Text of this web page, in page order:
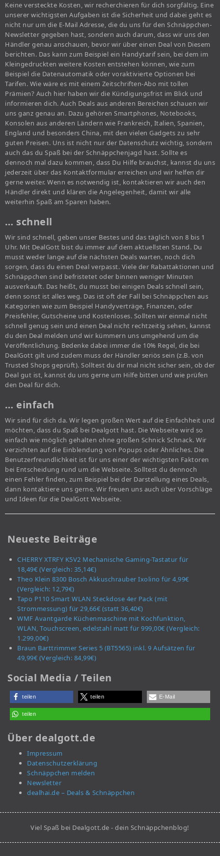
Keine versteckte Kosten, wir recherchieren für dich sorgfältig. Eine
unserer wichtigsten Aufgaben ist die Sicherheit und dabei geht es
nicht nur um die E-Mail Adresse, die du uns für den Schnäppchen-
Newsletter gegeben hast, sondern auch darum, dass wir uns den
Händler genau anschauen, bevor wir über einen Deal von Diesem
berichten. Das kann zum Beispiel ein Handytarif sein, bei dem im
Kleingedruckten weitere Kosten entstehen können, wie zum
Beispiel die Datenautomatik oder voraktivierte Optionen bei
Tarifen. Wie wäre es mit einem Zeitschriften-Abo mit tollen
Prämien? Auch hier haben wir die Kündigungsfrist im Blick und
informieren dich. Auch Deals aus anderen Bereichen schauen wir
uns ganz genau an. Dazu gehören Smartphones, Notebooks,
Konsolen aus anderen Ländern wie Frankreich, Italien, Spanien,
England und besonders China, mit den vielen Gadgets zu sehr
guten Preisen. Uns ist nicht nur der Datenschutz wichtig, sondern
auch das du Spaß bei der Schnäppchenjagd hast. Sollte es
dennoch mal dazu kommen, dass Du Hilfe brauchst, kannst du uns
jederzeit über das Kontaktformular erreichen und wir helfen dir
gerne weiter. Wenn es notwendig ist, kontaktieren wir auch den
Händler direkt und klären die Angelegenheit, damit wir alle
weiterhin Spaß am Sparen haben.
… schnell
Wir sind schnell, geben unser Bestes und das täglich von 8 bis 1
Uhr. Mit DealGott bist du immer auf dem aktuellsten Stand. Du
musst weder lange auf die nächsten Deals warten, noch dich
sorgen, dass du einen Deal verpasst. Viele der Rabattaktionen und
Schnäppchen sind befristetet oder binnen weniger Minuten
ausverkauft. Das heißt, du musst bei einigen Deals schnell sein,
denn sonst ist alles weg. Das ist oft der Fall bei Schnäppchen aus
Kategorien wie zum Beispiel Handyverträge, Finanzen, oder
Preisfehler, Gutscheine und Kostenloses. Sollten wir einmal nicht
schnell genug sein und einen Deal nicht rechtzeitig sehen, kannst
du den Deal melden und wir kümmern uns umgehend um die
Veröffentlichung. Bedenke dabei immer die 10% Regel, die bei
DealGott gilt und zudem muss der Händler seriös sein (z.B. von
Trusted Shops geprüft). Solltest du dir mal nicht sicher sein, ob der
Deal gut ist, kannst du uns gerne um Hilfe bitten und wie prüfen
den Deal für dich.
… einfach
Wir sind für dich da. Wir legen großen Wert auf die Einfachheit und
möchten, dass du Spaß bei Dealgott hast. Die Webseite wird so
einfach wie möglich gehalten ohne großen Schnick Schnack. Wir
verzichten auf die Einblendung von Popups oder Ähnliches. Die
Benutzerfreundlichkeit ist für uns einer der wichtigsten Faktoren
bei Entscheidung rund um die Webseite. Solltest du dennoch
einen Fehler finden, zum Beispiel bei der Darstellung eines Deals,
dann kontaktiere uns gerne. Wir freuen uns auch über Vorschläge
und Ideen für die DealGott Webseite.
Neueste Beiträge
CHERRY XTRFY K5V2 Mechanische Gaming-Tastatur für
18,49€ (Vergleich: 35,14€)
Theo Klein 8300 Bosch Akkuschrauber Ixolino für 4,99€
(Vergleich: 12,79€)
Tapo P110 Smart WLAN Steckdose 4er Pack (mit
Strommessung) für 29,66€ (statt 36,40€)
WMF Avantgarde Küchenmaschine mit Kochfunktion,
WLAN, Touchscreen, edelstahl matt für 999,00€ (Vergleich:
1.299,00€)
Braun Barttrimmer Series 5 (BT5565) inkl. 9 Aufsätzen für
49,99€ (Vergleich: 84,99€)
Social Media / Teilen
teilen teilen E-Mail
teilen
Über dealgott.de
Impressum
Datenschutzerklärung
Schnäppchen melden
Newsletter
dealhai.de – Deals & Schnäppchen
Viel Spaß bei Dealgott.de - dein Schnäppchenblog!